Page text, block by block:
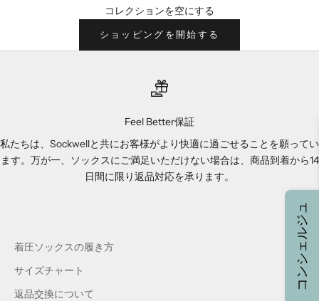
コレクションを空にする
ショッピングを開始する
Feel Better保証
私たちは、Sockwellと共にお客様がより快適に過ごせることを願ってい
ます。万が一、ソックスにご満足いただけない場合は、商品到着から14
日間に限り返品対応を承ります。
着圧ソックスの履き方
サイズチャート
返品交換について
コンシェルジュ